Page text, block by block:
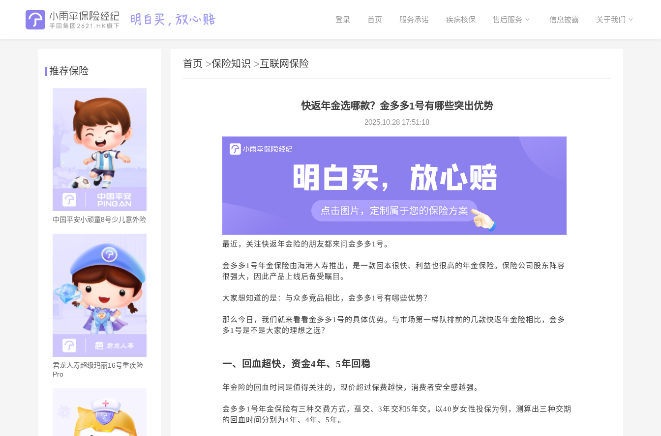
登录 首页 服务承诺 疾病核保 售后服务 信息披露 关于我们
推荐保险
中国平安小顽童8号少儿意外险
君龙人寿超级玛丽16号重疾险
Pro
首页 >保险知识 > 互联网保险
快返年金选哪款？金多多1号有哪些突出优势
2025.10.28 17:51:18
最近，关注快返年金险的朋友都来问金多多1号。
金多多1号年金保险由海港人寿推出，是一款回本很快、利益也很高的年金保险。保险公司股东阵容
很强大，因此产品上线后备受瞩目。
大家想知道的是：与众多竞品相比，金多多1号有哪些优势？
那么今日，我们就来看看金多多1号的具体优势。与市场第一梯队排前的几款快返年金险相比，金多
多1号是不是大家的理想之选？
一、 回血超快，资金4年、5年回稳
年金险的回血时间是值得关注的，现价超过保费越快，消费者安全感越强。
金多多 1号年金保险有三种交费方式，趸交、3年交和5年交。以40岁女性投保为例，测算出三种交期
的回血时间分别为4年、4年、5年。